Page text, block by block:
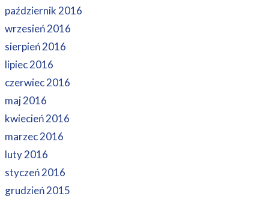
październik 2016
wrzesień 2016
sierpień 2016
lipiec 2016
czerwiec 2016
maj 2016
kwiecień 2016
marzec 2016
luty 2016
styczeń 2016
grudzień 2015